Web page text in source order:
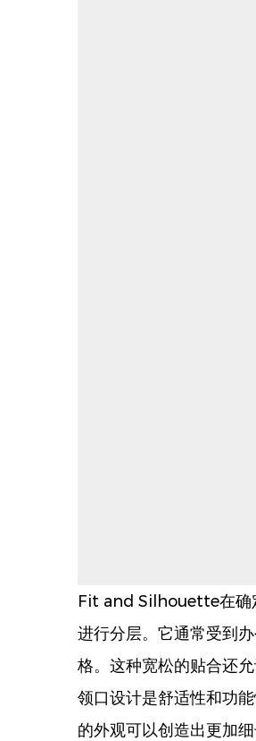
Fit and Silhouette在确
进行分层。它通常受到
格。这种宽松的贴合还
领口设计是舒适性和功
的外观可以创造出更加